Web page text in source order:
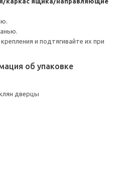
и подтягивайте их при
об упаковке
дверцы